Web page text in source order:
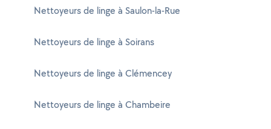
Nettoyeurs de linge à Saulon-la-Rue
Nettoyeurs de linge à Soirans
Nettoyeurs de linge à Clémencey
Nettoyeurs de linge à Chambeire